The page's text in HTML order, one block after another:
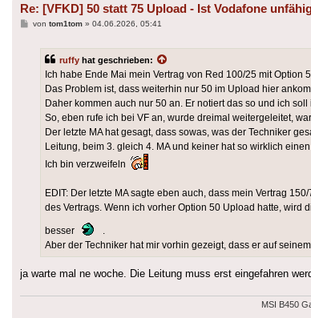
Re: [VFKD] 50 statt 75 Upload - Ist Vodafone
Beitrag
von tom1tom» 04.06.2026, 05:41
ruffy hat geschrieben:
Ich habe Ende Mai mein Vertrag von Red 100/25 mit
Das Problem ist, dass weiterhin nur 50 im Upload hier
Daher kommen auch nur 50 an. Er notiert das so und ich
So, eben rufe ich bei VF an, wurde dreimal weitergeleitet,
Der letzte MA hat gesagt, dass sowas, was der Techniker
Leitung, beim 3. gleich 4. MA und keiner hat so wirklich einen
Ich bin verzweifeln
EDIT: Der letzte MA sagte eben auch, dass mein Vertrag
des Vertrags. Wenn ich vorher Option 50 Upload hatte,
besser
Aber der Techniker hat mir vorhin gezeigt, dass er auf
ja warte mal ne woche. Die Leitung muss erst eingefahren
MSI B450